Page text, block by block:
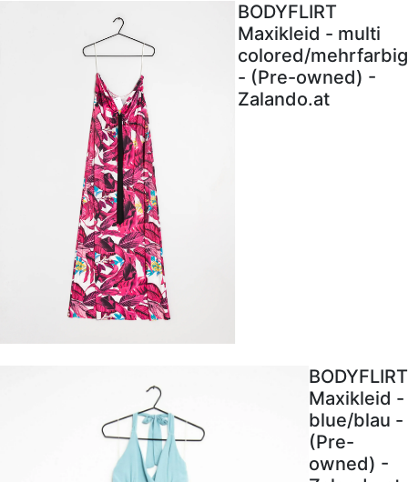
BODYFLIRT
Maxikleid - multi
colored/mehrfarbig
- (Pre-owned) -
Zalando.at
BODYFLIRT
Maxikleid -
blue/blau -
(Pre-
owned) -